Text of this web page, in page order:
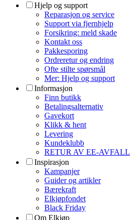
Hjelp og support
Reparasjon og service
Support via fjernhjelp
Forsikring: meld skade
Kontakt oss
Pakkesporing
Ordreretur og endring
Ofte stilte spørsmål
Mer: Hjelp og support
Informasjon
Finn butikk
Betalingsalternativ
Gavekort
Klikk & hent
Levering
Kundeklubb
RETUR AV EE-AVFALL
Inspirasjon
Kampanjer
Guider og artikler
Bærekraft
Elkjøpfondet
Black Friday
Om Elkjøp